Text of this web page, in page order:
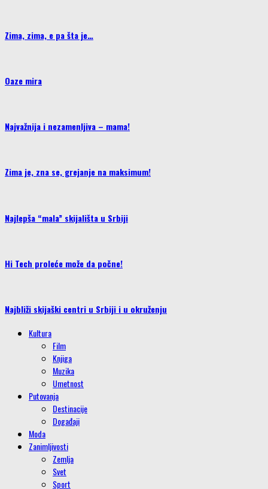
Zima, zima, e pa šta je…
Oaze mira
Najvažnija i nezamenljiva – mama!
Zima je, zna se, grejanje na maksimum!
Najlepša “mala” skijališta u Srbiji
Hi Tech proleće može da počne!
Najbliži skijaški centri u Srbiji i u okruženju
Kultura
Film
Knjiga
Muzika
Umetnost
Putovanja
Destinacije
Događaji
Moda
Zanimljivosti
Zemlja
Svet
Sport